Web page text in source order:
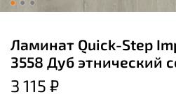
Ламинат Quick-Step
3558 Дуб этнический
3 115 ₽